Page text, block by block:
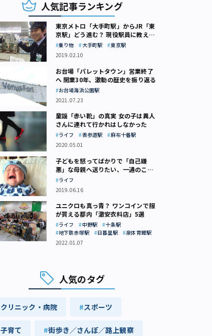
人気記事ランキング
東京メトロ「大手町駅」からJR「東
京駅」どう進む？ 現役駅員に教えて
もらいました
乗り物 大手町駅
東京駅
2019.02.10
お台場「パレットタウン」営業終了
へ 開業30年、激動の歴史を振り返る
お台場海浜公園駅
2021.07.23
童謡「赤い靴」の真実 女の子は異人
さんに連れて行かれはしなかった
ライフ 表参道駅
麻布十番駅
2020.05.01
子どもを怒ってばかりで「自己嫌
悪」な母親へ送りたい、一通のここ
ろの処方箋
ライフ
2019.06.16
ユニクロも真っ青？ ワンコインで服
が買える都内「激安衣料店」5選
ライフ 中野駅
十条駅
地下鉄赤塚駅
日暮里駅
泉体育館駅
2022.01.07
人気のタグ
クリニック・病院 スポーツ
子育て 街歩き／さんぽ／路上観察